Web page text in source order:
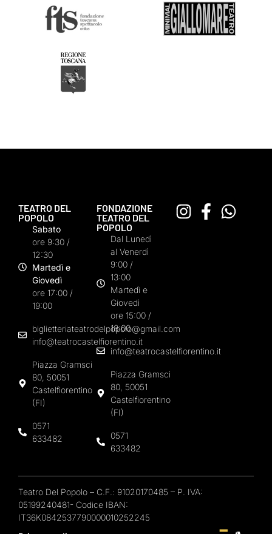
TEATRO DEL
POPOLO
Sabato
ore 9:30 /
12:30
Martedì e
Giovedì
ore 17:00 /
19:00
biglietteriateatrodelpopolo@gmail.com
info@teatrocastelfiorentino.it
Piazza Gramsci
80, 50051
Castelfiorentino
(FI)
0571
633482
FONDAZIONE
TEATRO DEL
POPOLO
Dal Lunedì
al Venerdì
9:00 /
13:00
Martedì e
Giovedì
ore 15:00 /
18:00
info@teatrocastelfiorentino.it
Piazza Gramsci
80, 50051
Castelfiorentino
(FI)
0571
633482
Teatro Del Popolo – C.F.: 91020170485 – P. IVA:
05199240481- Codice IBAN:
IT36K0842537790000010252245